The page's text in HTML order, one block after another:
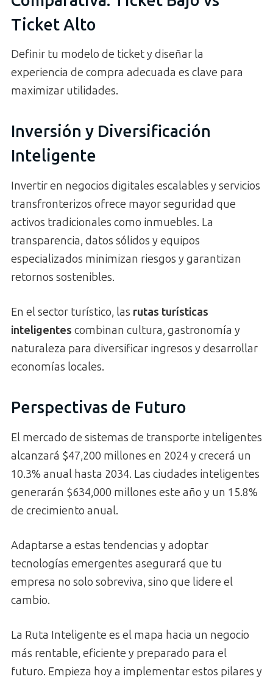
Ticket Alto
Definir tu modelo de ticket y diseñar la
experiencia de compra adecuada es clave para
maximizar utilidades.
Inversión y Diversificación
Inteligente
Invertir en negocios digitales escalables y servicios
transfronterizos ofrece mayor seguridad que
activos tradicionales como inmuebles. La
transparencia, datos sólidos y equipos
especializados minimizan riesgos y garantizan
retornos sostenibles.
En el sector turístico, las rutas turísticas
inteligentes combinan cultura, gastronomía y
naturaleza para diversificar ingresos y desarrollar
economías locales.
Perspectivas de Futuro
El mercado de sistemas de transporte inteligentes
alcanzará $47,200 millones en 2024 y crecerá un
10.3% anual hasta 2034. Las ciudades inteligentes
generarán $634,000 millones este año y un 15.8%
de crecimiento anual.
Adaptarse a estas tendencias y adoptar
tecnologías emergentes asegurará que tu
empresa no solo sobreviva, sino que lidere el
cambio.
La Ruta Inteligente es el mapa hacia un negocio
más rentable, eficiente y preparado para el
futuro. Empieza hoy a implementar estos pilares y